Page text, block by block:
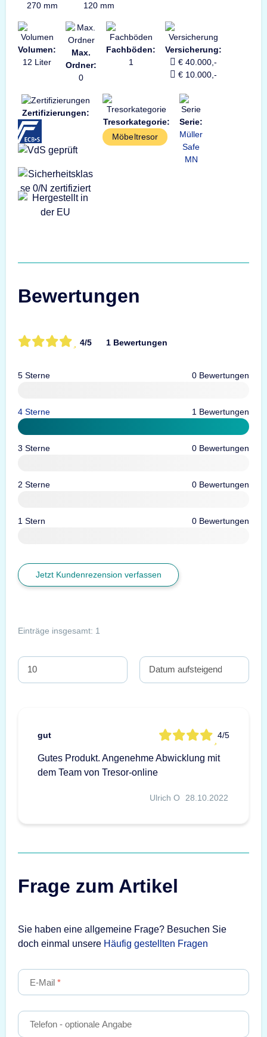
270 mm
120 mm
Volumen:
12 Liter
Max.
Ordner:
0
Fachböden:
1
Versicherung:
€ 40.000,-
€ 10.000,-
Zertifizierungen:
Tresorkategorie:
Möbeltresor
Serie:
Müller
Safe
MN
Bewertungen
4/5 1 Bewertungen
5 Sterne 0 Bewertungen
4 Sterne 1 Bewertungen
3 Sterne 0 Bewertungen
2 Sterne 0 Bewertungen
1 Stern 0 Bewertungen
Jetzt Kundenrezension verfassen
Einträge insgesamt: 1
gut 4/5
Gutes Produkt. Angenehme Abwicklung mit
dem Team von Tresor-online
Ulrich O 28.10.2022
Frage zum Artikel
Sie haben eine allgemeine Frage? Besuchen Sie
doch einmal unsere Häufig gestellten Fragen
E-Mail
Telefon - optionale Angabe